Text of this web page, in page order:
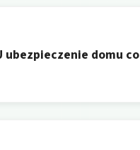
ubezpieczenie domu co